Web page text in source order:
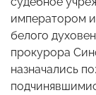
императором
белого
прокурора
назначались